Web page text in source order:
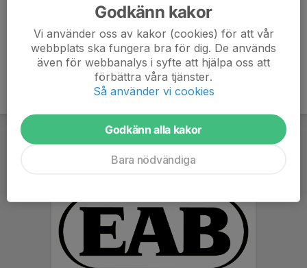
Godkänn kakor
Vi använder oss av kakor (cookies) för att vår
webbplats ska fungera bra för dig. De används
även för webbanalys i syfte att hjälpa oss att
förbättra våra tjänster.
Så använder vi cookies
Godkänn alla kakor
Bara nödvändiga